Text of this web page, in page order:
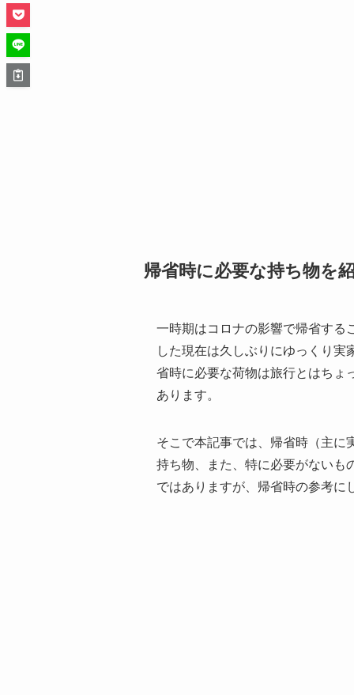
帰省時に必要な持ち物を
一時期はコロナの影響で帰省する
した現在は久しぶりにゆっくり
省時に必要な荷物は旅行とはちょ
あります。
そこで本記事では、帰省時（主に
持ち物、また、特に必要がないも
ではありますが、帰省時の参考に